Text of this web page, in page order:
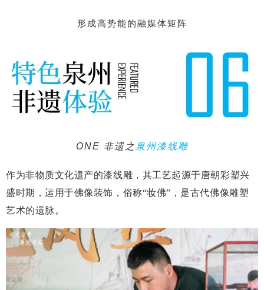
形成高势能的融媒体矩阵
ONE 非遗之 泉州漆线雕
作为非物质文化遗产的漆线雕，其工艺起源于唐朝彩塑兴
盛时期，运用于佛像装饰，俗称“妆佛”，是古代佛像雕塑
艺术的遗脉。